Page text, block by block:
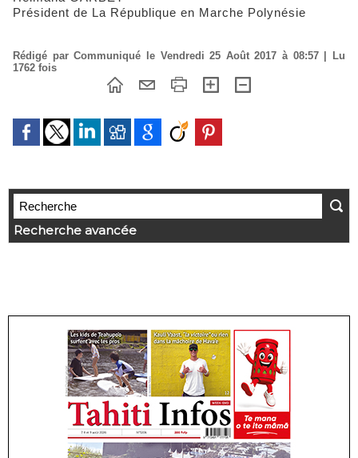
Président de La République en Marche Polynésie
Rédigé par Communiqué le Vendredi 25 Août 2017 à 08:57 | Lu
1762 fois
Recherche avancée